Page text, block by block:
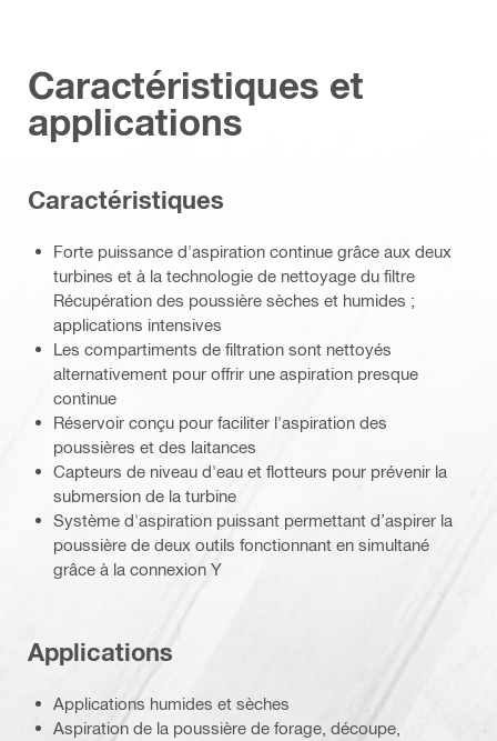
Caractéristiques et
applications
Caractéristiques
Forte puissance d'aspiration continue grâce aux deux
turbines et à la technologie de nettoyage du filtre
Récupération des poussière sèches et humides ;
applications intensives
Les compartiments de filtration sont nettoyés
alternativement pour offrir une aspiration presque
continue
Réservoir conçu pour faciliter l'aspiration des
poussières et des laitances
Capteurs de niveau d'eau et flotteurs pour prévenir la
submersion de la turbine
Système d'aspiration puissant permettant d’aspirer la
poussière de deux outils fonctionnant en simultané
grâce à la connexion Y
Applications
Applications humides et sèches
Aspiration de la poussière de forage, découpe,